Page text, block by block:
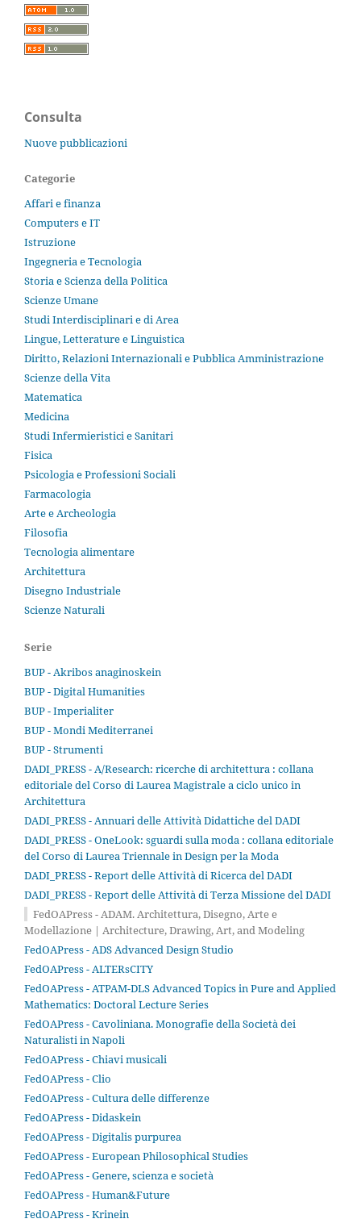
Consulta
Nuove pubblicazioni
Categorie
Affari e finanza
Computers e IT
Istruzione
Ingegneria e Tecnologia
Storia e Scienza della Politica
Scienze Umane
Studi Interdisciplinari e di Area
Lingue, Letterature e Linguistica
Diritto, Relazioni Internazionali e Pubblica Amministrazione
Scienze della Vita
Matematica
Medicina
Studi Infermieristici e Sanitari
Fisica
Psicologia e Professioni Sociali
Farmacologia
Arte e Archeologia
Filosofia
Tecnologia alimentare
Architettura
Disegno Industriale
Scienze Naturali
Serie
BUP - Akribos anaginoskein
BUP - Digital Humanities
BUP - Imperialiter
BUP - Mondi Mediterranei
BUP - Strumenti
DADI_PRESS - A/Research: ricerche di architettura : collana
editoriale del Corso di Laurea Magistrale a ciclo unico in
Architettura
DADI_PRESS - Annuari delle Attività Didattiche del DADI
DADI_PRESS - OneLook: sguardi sulla moda : collana editoriale
del Corso di Laurea Triennale in Design per la Moda
DADI_PRESS - Report delle Attività di Ricerca del DADI
DADI_PRESS - Report delle Attività di Terza Missione del DADI
FedOAPress - ADAM. Architettura, Disegno, Arte e
Modellazione | Architecture, Drawing, Art, and Modeling
FedOAPress - ADS Advanced Design Studio
FedOAPress - ALTERsCITY
FedOAPress - ATPAM-DLS Advanced Topics in Pure and Applied
Mathematics: Doctoral Lecture Series
FedOAPress - Cavoliniana. Monografie della Società dei
Naturalisti in Napoli
FedOAPress - Chiavi musicali
FedOAPress - Clio
FedOAPress - Cultura delle differenze
FedOAPress - Didaskein
FedOAPress - Digitalis purpurea
FedOAPress - European Philosophical Studies
FedOAPress - Genere, scienza e società
FedOAPress - Human&Future
FedOAPress - Krinein